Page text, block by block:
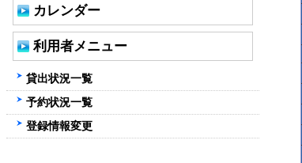
カレンダー
利用者メニュー
貸出状況一覧
予約状況一覧
登録情報変更